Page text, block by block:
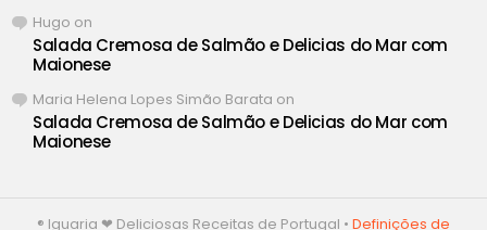
Hugo on
Salada Cremosa de Salmão e Delicias do Mar com
Maionese
Maria Helena Lopes Simão Barata on
Salada Cremosa de Salmão e Delicias do Mar com
Maionese
® Iguaria ❤ Deliciosas Receitas de Portugal • Definições de